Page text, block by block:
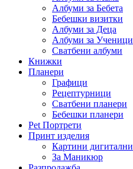
Албуми за Бебета
Бебешки визитки
Албуми за Деца
Албуми за Ученици
Сватбени албуми
Книжки
Планери
Графици
Рецептурници
Сватбени планери
Бебешки планери
Pet Портрети
Принт изделия
Картини дигитални
За Маникюр